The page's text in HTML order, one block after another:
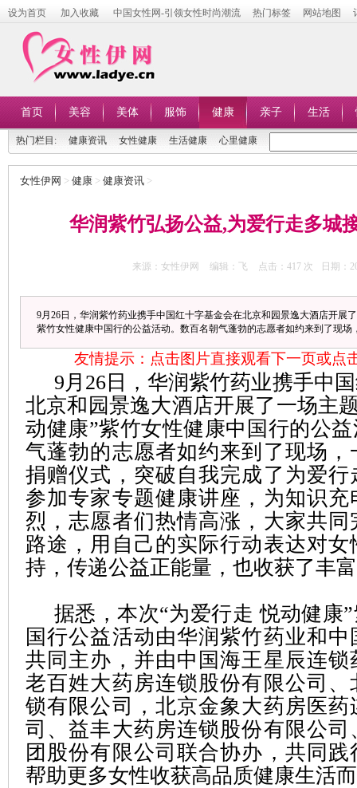
设为首页 加入收藏 中国女性网-引领女性时尚潮流 热门标签 网站地图
首页 美容 美体 服饰 健康 亲子 生活
热门栏目: 健康资讯 女性健康 生活健康 心里健康
女性伊网 > 健康 > 健康资讯 >
华润紫竹弘扬公益,为爱行走多城
来源：女性伊网 编辑：飞 点击： 417 次 日期：
9月26日，华润紫竹药业携手中国红十字基金会在北京和园景逸大酒店开展
紫竹女性健康中国行的公益活动。数百名朝气蓬勃的志愿者如约来到了现场
友情提示：点击图片直接观看下一页或点
9月26日，华润紫竹药业携手中
北京和园景逸大酒店开展了一场主
动健康”紫竹女性健康中国行的公
气蓬勃的志愿者如约来到了现场，
捐赠仪式，突破自我完成了为爱行
参加专家专题健康讲座，为知识充
烈，志愿者们热情高涨，大家共同
路途，用自己的实际行动表达对
持，传递公益正能量，也收获了丰
据悉，本次“为爱行走 悦动健康
国行公益活动由华润紫竹药业和
共同主办，并由中国海王星辰连锁
老百姓大药房连锁股份有限公司、
锁有限公司，北京金象大药房医药
司、益丰大药房连锁股份有限公司
团股份有限公司联合协办，共同
帮助更多女性收获高品质健康生活